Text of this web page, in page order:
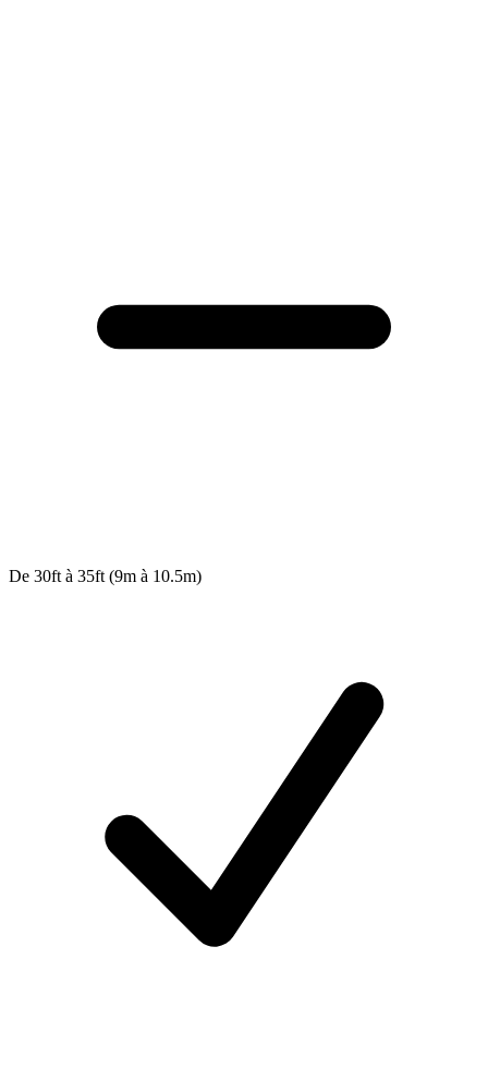
De 30ft à 35ft (9m à 10.5m)